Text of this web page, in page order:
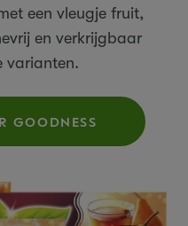
een vleugje fruit,
en verkrijgbaar
varianten.
GOODNESS